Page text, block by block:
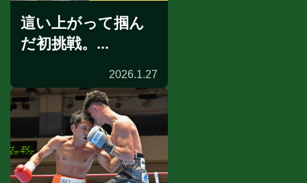
這い上がって掴ん
だ初挑戦。...
2026.1.27